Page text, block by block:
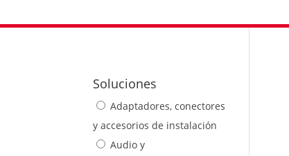
Soluciones
Adaptadores, conectores
y accesorios de instalación
Audio y